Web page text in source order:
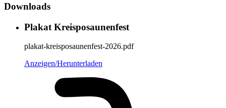
Downloads
Plakat Kreisposaunenfest
plakat-kreisposaunenfest-2026.pdf
Anzeigen/Herunterladen